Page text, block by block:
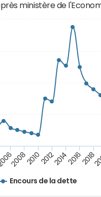
ministère de
Encours de la dette
200820102012201420162018